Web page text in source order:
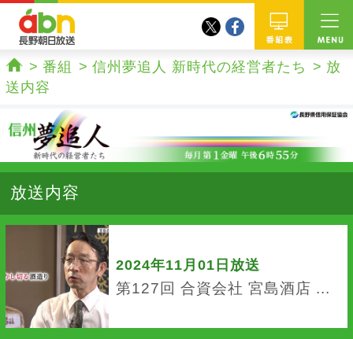
番組
twitterfacebook
ホーム
番組 信州夢追人 新時代の経営者たち
放
送内容
放送内容
2024年11月01日放送
第127回 合資会社 宮島酒店 ...